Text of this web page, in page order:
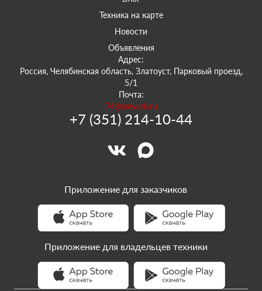
Техника на карте
Новости
Объявления
Адрес:
Россия, Челябинская область, Златоуст, Парковый проезд,
5/1
Почта:
74@sowork.ru
+7 (351) 214-10-44
Приложение для заказчиков
Приложение для владельцев техники